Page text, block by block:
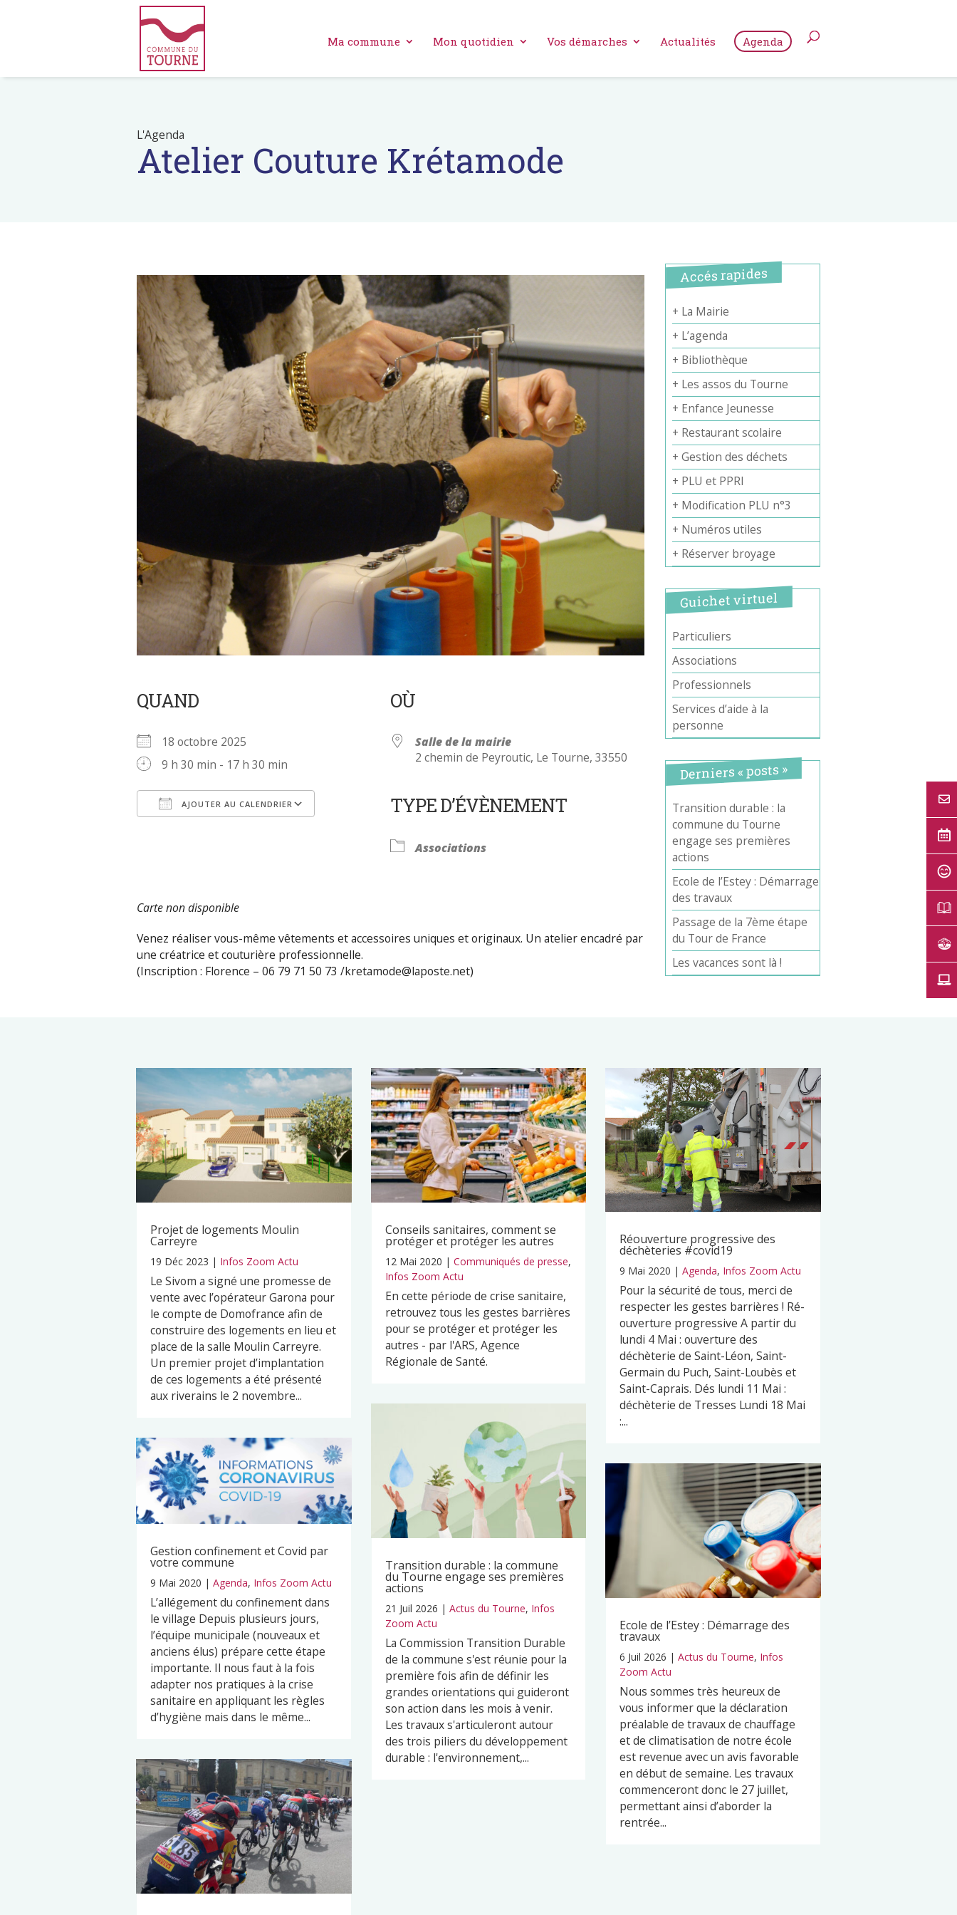
Ma commune Mon quotidien Vos démarches Actualités Agenda
L'Agenda
Atelier Couture Krétamode
QUAND
18 octobre 2025
9 h 30 min - 17 h 30 min
AJOUTER AU CALENDRIER
Office 365
OÙ
Salle de la mairie
2 chemin de Peyroutic, Le Tourne, 33550
TYPE D’ÉVÈNEMENT
Associations
Carte non disponible
Venez réaliser vous-même vêtements et accessoires uniques et originaux. Un atelier encadré par
une créatrice et couturière professionnelle.
(Inscription : Florence – 06 79 71 50 73 /kretamode@laposte.net)
Accés rapides
+ La Mairie
+ L’agenda
+ Bibliothèque
+ Les assos du Tourne
+ Enfance Jeunesse
+ Restaurant scolaire
+ Gestion des déchets
+ PLU et PPRI
+ Modification PLU n°3
+ Numéros utiles
+ Réserver broyage
Guichet virtuel
Particuliers
Associations
Professionnels
Services d’aide à la
personne
Derniers « posts »
Transition durable : la
commune du Tourne
engage ses premières
actions
Ecole de l’Estey : Démarrage
des travaux
Passage de la 7ème étape
du Tour de France
Les vacances sont là !
Projet de logements Moulin
Carreyre
19 Déc 2023 | Infos Zoom Actu
Le Sivom a signé une promesse de
vente avec l’opérateur Garona pour
le compte de Domofrance afin de
construire des logements en lieu et
place de la salle Moulin Carreyre.
Un premier projet d’implantation
de ces logements a été présenté
aux riverains le 2 novembre...
Gestion confinement et Covid par
votre commune
9 Mai 2020 | Agenda, Infos Zoom Actu
L’allégement du confinement dans
le village Depuis plusieurs jours,
l’équipe municipale (nouveaux et
anciens élus) prépare cette étape
importante. Il nous faut à la fois
adapter nos pratiques à la crise
sanitaire en appliquant les règles
d’hygiène mais dans le même...
Conseils sanitaires, comment se
protéger et protéger les autres
12 Mai 2020 | Communiqués de presse,
Infos Zoom Actu
En cette période de crise sanitaire,
retrouvez tous les gestes barrières
pour se protéger et protéger les
autres - par l'ARS, Agence
Régionale de Santé.
Transition durable : la commune
du Tourne engage ses premières
actions
21 Juil 2026 | Actus du Tourne, Infos
Zoom Actu
La Commission Transition Durable
de la commune s'est réunie pour la
première fois afin de définir les
grandes orientations qui guideront
son action dans les mois à venir.
Les travaux s'articuleront autour
des trois piliers du développement
durable : l'environnement,...
Réouverture progressive des
déchèteries #covid19
9 Mai 2020 |Agenda, Infos Zoom Actu
Pour la sécurité de tous, merci de
respecter les gestes barrières ! Ré-
ouverture progressive A partir du
lundi 4 Mai : ouverture des
déchèterie de Saint-Léon, Saint-
Germain du Puch, Saint-Loubès et
Saint-Caprais. Dés lundi 11 Mai :
déchèterie de Tresses Lundi 18 Mai
:...
Ecole de l’Estey : Démarrage des
travaux
6 Juil 2026 |Actus du Tourne, Infos
Zoom Actu
Nous sommes très heureux de
vous informer que la déclaration
préalable de travaux de chauffage
et de climatisation de notre école
est revenue avec un avis favorable
en début de semaine. Les travaux
commenceront donc le 27 juillet,
permettant ainsi d’aborder la
rentrée...